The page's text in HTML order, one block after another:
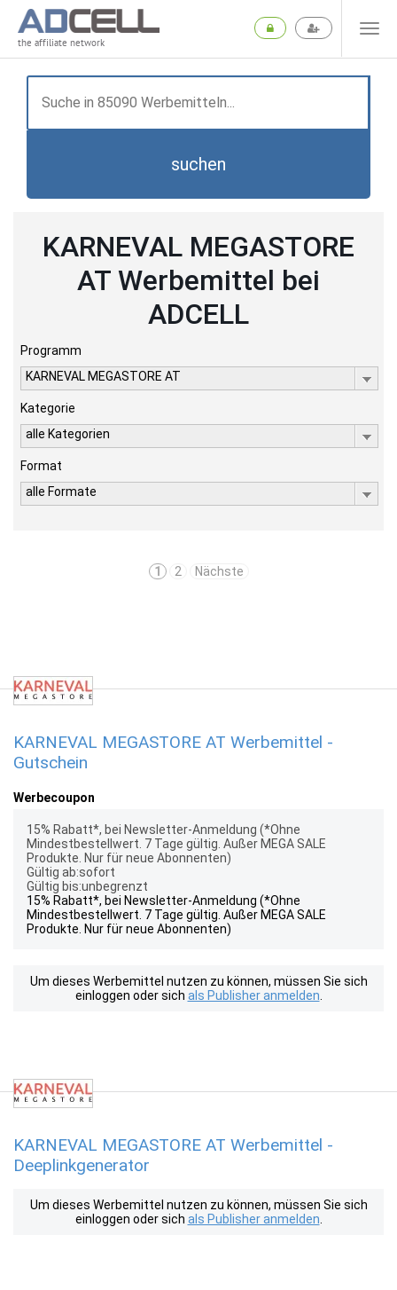
the affiliate network
suchen
KARNEVAL MEGASTORE
AT Werbemittel bei
ADCELL
Programm
KARNEVAL MEGASTORE AT
Kategorie
alle Kategorien
Format
alle Formate
1 2 Nächste
KARNEVAL MEGASTORE AT Werbemittel -
Gutschein
Werbecoupon
15% Rabatt*, bei Newsletter-Anmeldung (*Ohne
Mindestbestellwert. 7 Tage gültig. Außer MEGA SALE
Produkte. Nur für neue Abonnenten)
Gültig ab:sofort
Gültig bis:unbegrenzt
15% Rabatt*, bei Newsletter-Anmeldung (*Ohne
Mindestbestellwert. 7 Tage gültig. Außer MEGA SALE
Produkte. Nur für neue Abonnenten)
Um dieses Werbemittel nutzen zu können, müssen Sie sich
einloggen oder sich als Publisher anmelden
KARNEVAL MEGASTORE AT Werbemittel -
Deeplinkgenerator
Um dieses Werbemittel nutzen zu können, müssen Sie sich
einloggen oder sich als Publisher anmelden